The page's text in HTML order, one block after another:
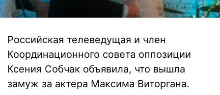
Российская телеведущая и член
Координационного совета оппозиции
Ксения Собчак объявила, что вышла
замуж за актера Максима Виторгана.